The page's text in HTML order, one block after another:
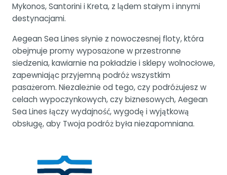
Mykonos, Santorini i Kreta, z lądem stałym i innymi
destynacjami.
Aegean Sea Lines słynie z nowoczesnej floty, która
obejmuje promy wyposażone w przestronne
siedzenia, kawiarnie na pokładzie i sklepy wolnocłowe,
zapewniając przyjemną podróż wszystkim
pasażerom. Niezależnie od tego, czy podróżujesz w
celach wypoczynkowych, czy biznesowych, Aegean
Sea Lines łączy wydajność, wygodę i wyjątkową
obsługę, aby Twoja podróż była niezapomniana.